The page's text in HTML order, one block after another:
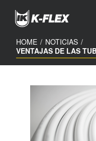
content
HOME / NOTICIAS /
VENTAJAS DE LAS